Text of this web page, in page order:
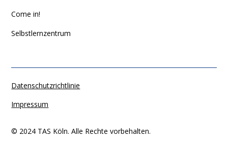
Come in!
Selbstlernzentrum
© 2024 TAS Köln. Alle Rechte vorbehalten.
Datenschutzrichtlinie
Impressum